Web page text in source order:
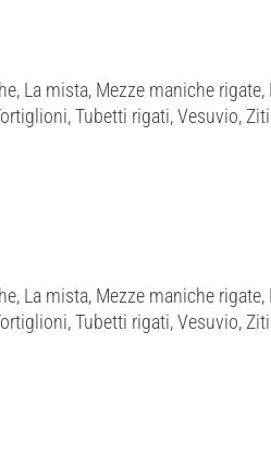
La mista, Mezze maniche
Tubetti rigati, Vesuvio,
La mista, Mezze maniche
Tubetti rigati, Vesuvio,